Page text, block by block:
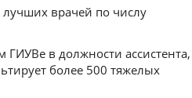
врачей по числу
ГИУВе в должности ассистента,
более 500 тяжелых